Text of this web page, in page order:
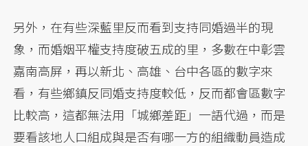
另外，在有些深藍里反而看到支持同婚過半的現
象，而婚姻平權支持度破五成的里，多數在中彰雲
嘉南高屏，再以新北、高雄、台中各區的數字來
看，有些鄉鎮反同婚支持度較低，反而都會區數字
比較高，這都無法用「城鄉差距」一語代過，而是
要看該地人口組成與是否有哪一方的組織動員造成